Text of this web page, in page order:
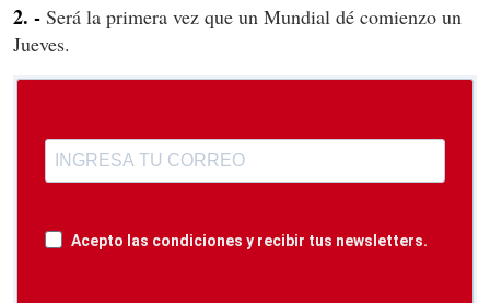
2. - Será la primera vez que un Mundial dé comienzo un
Jueves.
Acepto las condiciones y recibir tus newsletters.